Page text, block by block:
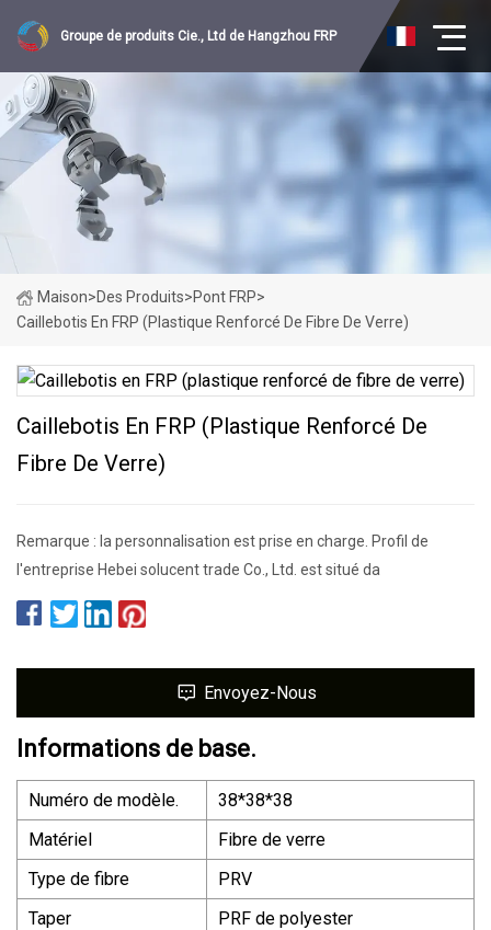
Groupe de produits Cie., Ltd de Hangzhou FRP
Maison>Des Produits>Pont FRP>
Caillebotis En FRP (plastique Renforcé De Fibre De Verre)
Caillebotis En FRP (plastique Renforcé De
Fibre De Verre)
Remarque : la personnalisation est prise en charge. Profil de
l'entreprise Hebei solucent trade Co., Ltd. est situé da
Envoyez-Nous
Informations de base.
Numéro de modèle.
38*38*38
Matériel
Fibre de verre
Type de fibre
PRV
Taper
PRF de polyester